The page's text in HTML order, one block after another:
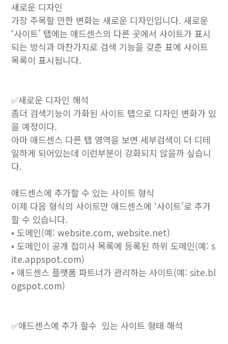
새로운 디자인
가장 주목할 만한 변화는 새로운 디자인입니다. 새로운
‘사이트’ 탭에는 애드센스의 다른 곳에서 사이트가 표시
되는 방식과 마찬가지로 검색 기능을 갖춘 표에 사이트
목록이 표시됩니다.
✅새로운 디자인 해석
좀더 검색기능이 가화된 사이트 탭으로 디자인 변화가 있
을 예정이다.
아마 애드센스 다른 탭 영역을 보면 세부검색이 더 디테
일하게 되어있는데 이런부분이 강화되지 않을까 싶습니
다.
애드센스에 추가할 수 있는 사이트 형식
이제 다음 형식의 사이트만 애드센스에 ‘사이트’로 추가
할 수 있습니다.
• 도메인(예: website.com, website.net)
• 도메인이 공개 접미사 목록에 등록된 하위 도메인(예: s
ite.appspot.com)
• 애드센스 플랫폼 파트너가 관리하는 사이트(예: site.bl
ogspot.com)
✅애드센스에 추가 할수 있는 사이트 형태 해석